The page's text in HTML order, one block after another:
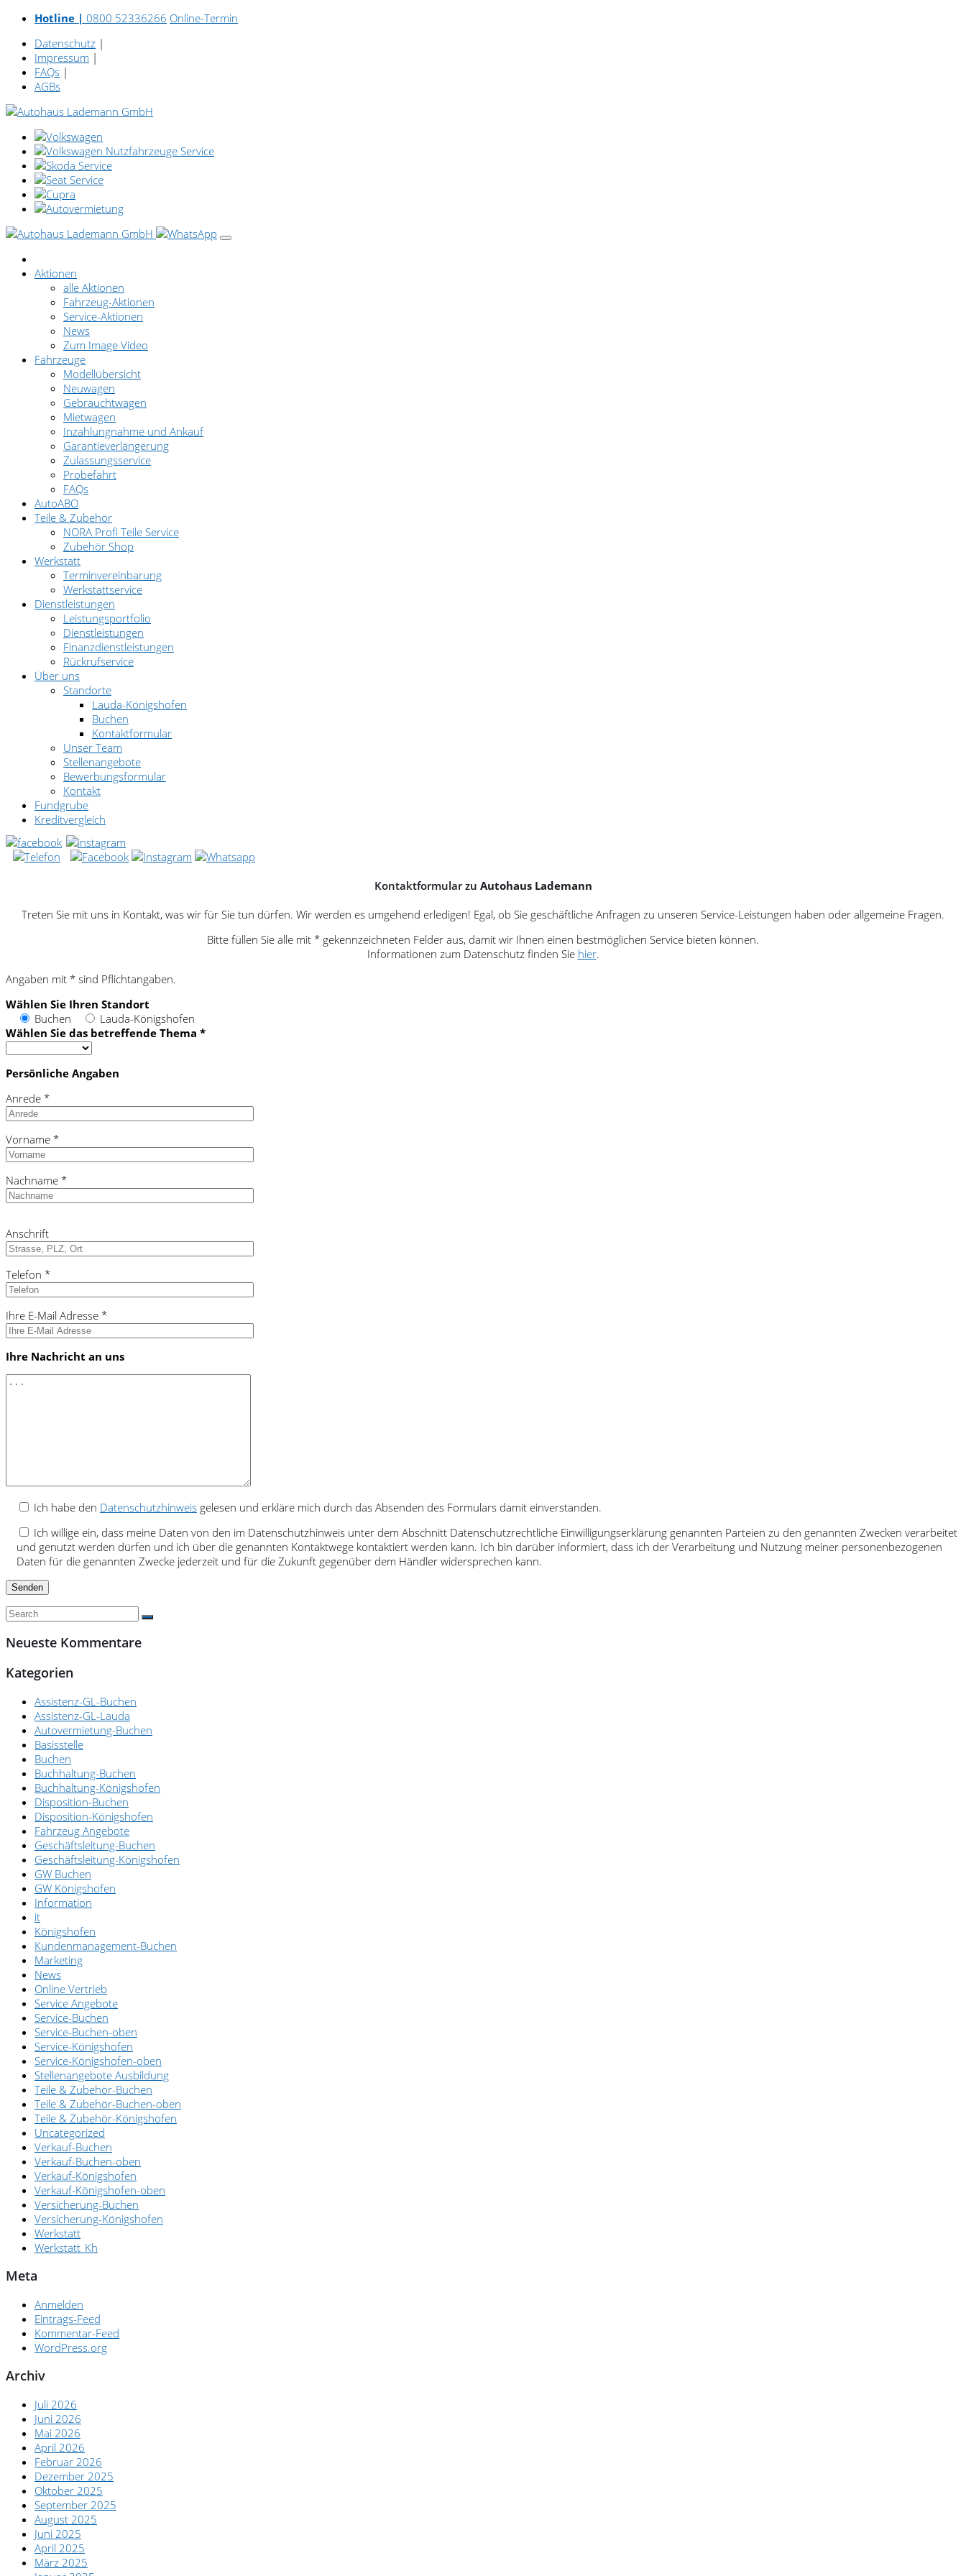
Hotline | 0800 52336266 Online-Termin
Datenschutz |
Impressum |
FAQs |
AGBs
Aktionen
alle Aktionen
Fahrzeug-Aktionen
Service-Aktionen
News
Zum Image Video
Fahrzeuge
Modellübersicht
Neuwagen
Gebrauchtwagen
Mietwagen
Inzahlungnahme und Ankauf
Garantieverlängerung
Zulassungsservice
Probefahrt
FAQs
AutoABO
Teile & Zubehör
NORA Profi Teile Service
Zubehör Shop
Werkstatt
Terminvereinbarung
Werkstattservice
Dienstleistungen
Leistungsportfolio
Dienstleistungen
Finanzdienstleistungen
Rückrufservice
Über uns
Standorte
Lauda-Königshofen
Buchen
Kontaktformular
Unser Team
Stellenangebote
Bewerbungsformular
Kontakt
Fundgrube
Kreditvergleich
Kontaktformular zu Autohaus Lademann
Treten Sie mit uns in Kontakt, was wir für Sie tun dürfen. Wir werden es umgehend erledigen! Egal, ob Sie geschäftliche Anfragen zu unseren Service-Leistungen haben oder allgemeine Fragen.
Bitte füllen Sie alle mit * gekennzeichneten Felder aus, damit wir Ihnen einen bestmöglichen Service bieten können.
Informationen zum Datenschutz finden Sie hier.
Angaben mit * sind Pflichtangaben.
Wählen Sie Ihren Standort
Buchen
Lauda-Königshofen
Wählen Sie das betreffende Thema *
Persönliche Angaben
Anrede *
Vorname *
Nachname *
lasse
dieses
leer.
Anschrift
Telefon *
Ihre E-Mail Adresse *
Ihre Nachricht an uns
Ich habe den Datenschutzhinweis gelesen und erkläre mich durch das Absenden des Formulars damit einverstanden.
Ich willige ein, dass meine Daten von den im Datenschutzhinweis unter dem Abschnitt Datenschutzrechtliche Einwilligungserklärung genannten Parteien zu den genannten Zwecken verarbeitet
und genutzt werden dürfen und ich über die genannten Kontaktwege kontaktiert werden kann. Ich bin darüber informiert, dass ich der Verarbeitung und Nutzung meiner personenbezogenen
Daten für die genannten Zwecke jederzeit und für die Zukunft gegenüber dem Händler widersprechen kann.
Neueste Kommentare
Kategorien
Assistenz-GL-Buchen
Assistenz-GL-Lauda
Autovermietung-Buchen
Basisstelle
Buchen
Buchhaltung-Buchen
Buchhaltung-Königshofen
Disposition-Buchen
Disposition-Königshofen
Fahrzeug Angebote
Geschäftsleitung-Buchen
Geschäftsleitung-Königshofen
GW Buchen
GW Königshofen
Information
it
Königshofen
Kundenmanagement-Buchen
Marketing
News
Online Vertrieb
Service Angebote
Service-Buchen
Service-Buchen-oben
Service-Königshofen
Service-Königshofen-oben
Stellenangebote Ausbildung
Teile & Zubehör-Buchen
Teile & Zubehör-Buchen-oben
Teile & Zubehör-Königshofen
Uncategorized
Verkauf-Buchen
Verkauf-Buchen-oben
Verkauf-Königshofen
Verkauf-Königshofen-oben
Versicherung-Buchen
Versicherung-Königshofen
Werkstatt
Werkstatt_Kh
Meta
Anmelden
Eintrags-Feed
Kommentar-Feed
WordPress.org
Archiv
Juli 2026
Juni 2026
Mai 2026
April 2026
Februar 2026
Dezember 2025
Oktober 2025
September 2025
August 2025
Juni 2025
April 2025
März 2025